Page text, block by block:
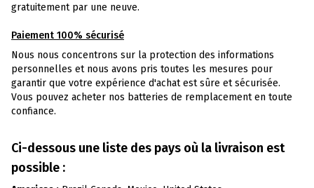
gratuitement par une neuve.
Paiement 100% sécurisé
Nous nous concentrons sur la protection des informations
personnelles et nous avons pris toutes les mesures pour
garantir que votre expérience d'achat est sûre et sécurisée.
Vous pouvez acheter nos batteries de remplacement en toute
confiance.
Ci-dessous une liste des pays où la livraison est
possible :